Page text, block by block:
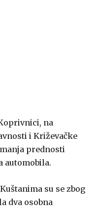
na
i Križevačke
prednosti
automobila.
su se zbog
dva osobna